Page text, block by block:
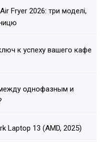
Fryer 2026: три моделі,
к успеху вашего кафе
однофазным и
Laptop 13 (AMD, 2025)